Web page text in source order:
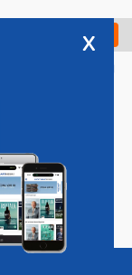
Check in
Vacatures
x